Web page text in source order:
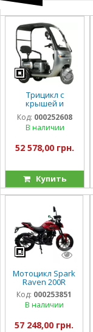
Трицикл с
крышей и
электромотором
Spark Guard
1200w
Код: 000252608
В наличии
52 578,00 грн.
Купить
Мотоцикл Spark
Raven 200R
Код: 000253851
В наличии
57 248,00 грн.